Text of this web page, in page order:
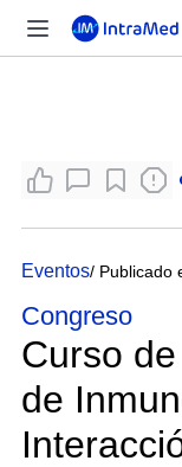
Eventos/ Publicado
Congreso
Curso
de